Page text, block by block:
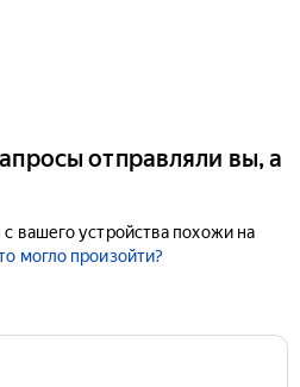
отправляли вы, а
вашего устройства похожи на
могло произойти?